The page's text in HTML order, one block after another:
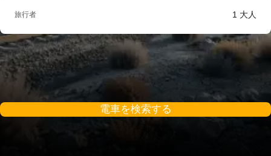
旅行者 1 大人
電車を検索する